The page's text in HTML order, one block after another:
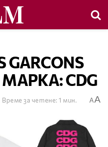
GARCONS
CDG
Време за четене: 1 мин. AA